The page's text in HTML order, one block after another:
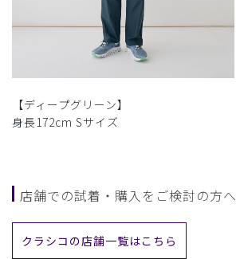
【ディープグリーン】
身長172cm Sサイズ
店舗での試着・購入をご検討の方へ
クラシコの店舗一覧はこちら